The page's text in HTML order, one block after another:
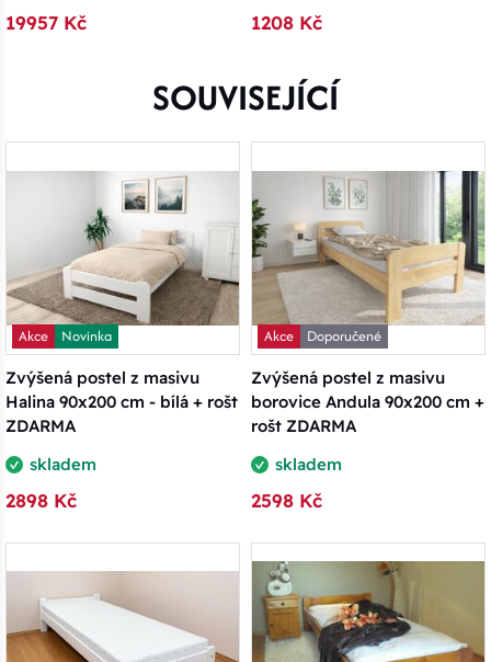
19957 Kč 1208 Kč
SOUVISEJÍCÍ
Akce
Novinka
Zvýšená postel z masivu
Halina 90x200 cm - bílá + rošt
ZDARMA
skladem
2898 Kč
Akce
Doporučené
Zvýšená postel z masivu
borovice Andula 90x200 cm +
rošt ZDARMA
skladem
2598 Kč